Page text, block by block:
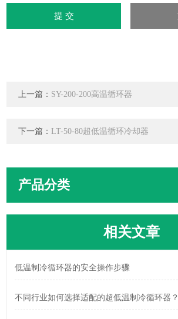
上一篇： SY-200-200高温循环器
下一篇： LT-50-80超低温循环冷却器
产品分类
相关文章
低温制冷循环器的安全操作步骤
不同行业如何选择适配的超低温制冷循环器？